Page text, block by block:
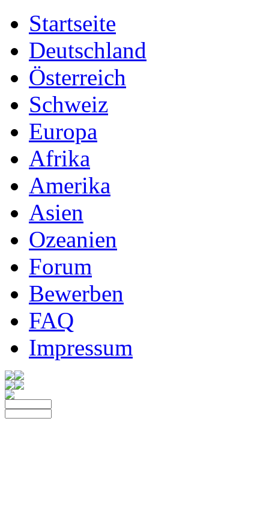
Startseite
Deutschland
Österreich
Schweiz
Europa
Afrika
Amerika
Asien
Ozeanien
Forum
Bewerben
FAQ
Impressum